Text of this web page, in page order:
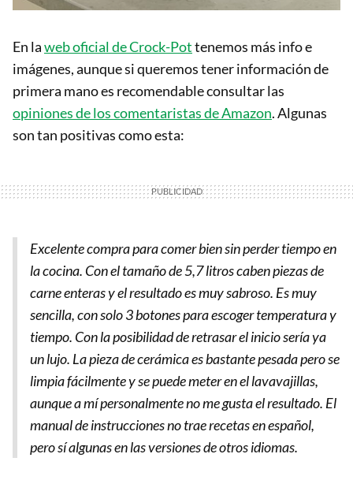
En laweb oficial de Crock-Pottenemos más info e
imágenes, aunque si queremos tener información de
primera mano es recomendable consultar las
opiniones de los comentaristas de Amazon. Algunas
son tan positivas como esta:
Excelente compra para comer bien sin perder tiempo en
la cocina. Con el tamaño de 5,7 litros caben piezas de
carne enteras y el resultado es muy sabroso. Es muy
sencilla, con solo 3 botones para escoger temperatura y
tiempo. Con la posibilidad de retrasar el inicio sería ya
un lujo. La pieza de cerámica es bastante pesada pero se
limpia fácilmente y se puede meter en el lavavajillas,
aunque a mí personalmente no me gusta el resultado. El
manual de instrucciones no trae recetas en español,
pero sí algunas en las versiones de otros idiomas.